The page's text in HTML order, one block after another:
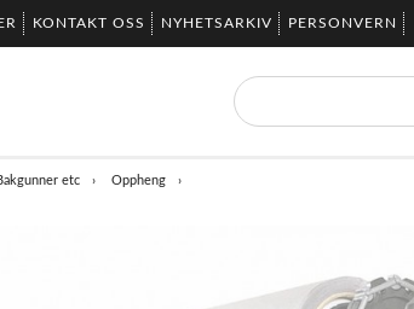
KONTAKT OSS NYHETSARKIV PERSONVERN
etc Oppheng